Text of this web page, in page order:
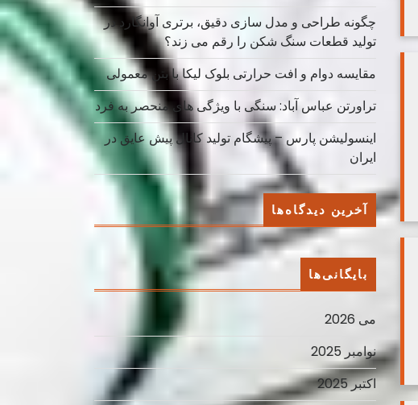
چگونه طراحی و مدل سازی دقیق، برتری آوانگارد در
تولید قطعات سنگ شکن را رقم می زند؟
مقایسه دوام و افت حرارتی بلوک لیکا با بتن معمولی
تراورتن عباس آباد: سنگی با ویژگی های منحصر به فرد
اینسولیشن پارس – پیشگام تولید کانال پیش عایق در
ایران
آخرین دیدگاه‌ها
بایگانی‌ها
می 2026
نوامبر 2025
اکتبر 2025